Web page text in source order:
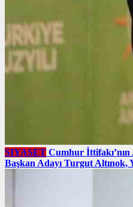
SIYASET Cumhur
Başkan Adayı Turgut Altınok,